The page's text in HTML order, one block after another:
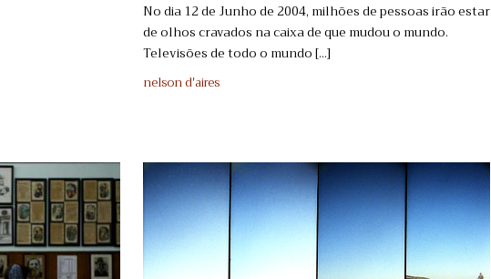
No dia 12 de Junho de 2004, milhões de pessoas irão estar
de olhos cravados na caixa de que mudou o mundo.
Televisões de todo o mundo [...]
nelson d'aires